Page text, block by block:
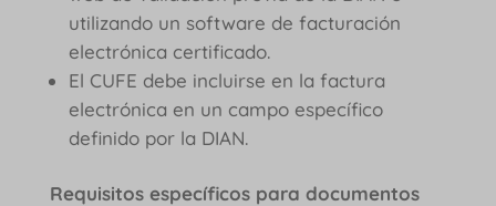
utilizando un software de facturación
electrónica certificado.
El CUFE debe incluirse en la factura
electrónica en un campo específico
definido por la DIAN.
Requisitos específicos para documentos